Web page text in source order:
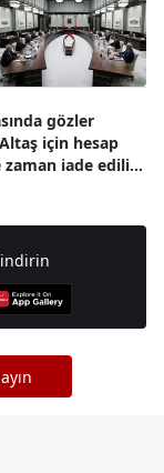
gözler
için hesap
iade edilir?
indirin